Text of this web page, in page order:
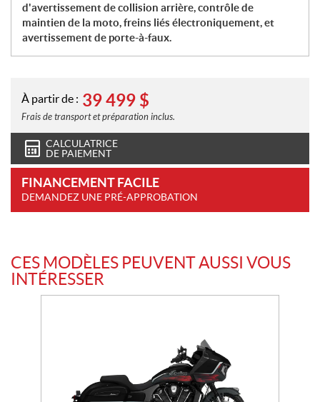
d'avertissement de collision arrière, contrôle de
maintien de la moto, freins liés électroniquement, et
avertissement de porte-à-faux.
À partir de : 39 499 $
Frais de transport et préparation inclus.
CALCULATRICE
DE PAIEMENT
FINANCEMENT FACILE
DEMANDEZ UNE PRÉ-APPROBATION
CES MODÈLES PEUVENT AUSSI VOUS
INTÉRESSER